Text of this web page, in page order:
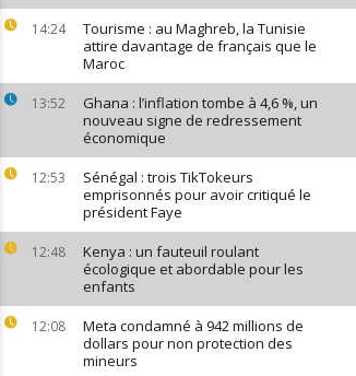
14:24
Tourisme : au Maghreb, la Tunisie
attire davantage de français que le
Maroc
13:52
Ghana : l’inflation tombe à 4,6 %, un
nouveau signe de redressement
économique
12:53
Sénégal : trois TikTokeurs
emprisonnés pour avoir critiqué le
président Faye
12:48
Kenya : un fauteuil roulant
écologique et abordable pour les
enfants
12:08
Meta condamné à 942 millions de
dollars pour non protection des
mineurs